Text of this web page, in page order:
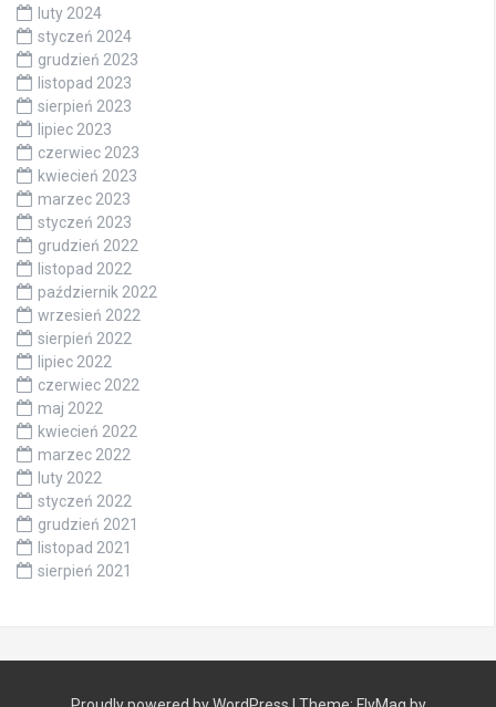
luty 2024
styczeń 2024
grudzień 2023
listopad 2023
sierpień 2023
lipiec 2023
czerwiec 2023
kwiecień 2023
marzec 2023
styczeń 2023
grudzień 2022
listopad 2022
październik 2022
wrzesień 2022
sierpień 2022
lipiec 2022
czerwiec 2022
maj 2022
kwiecień 2022
marzec 2022
luty 2022
styczeń 2022
grudzień 2021
listopad 2021
sierpień 2021